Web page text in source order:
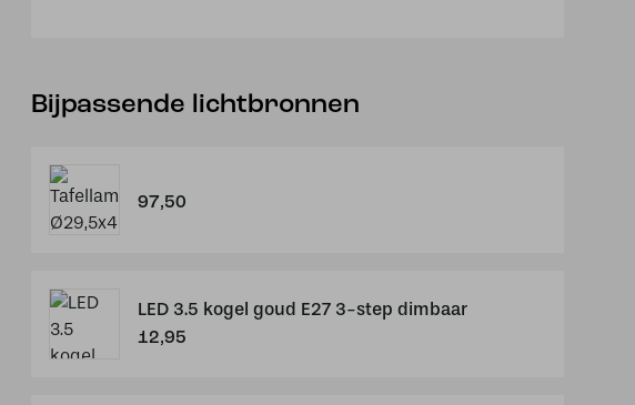
Bijpassende lichtbronnen
97,50
LED 3.5 kogel goud E27 3-step dimbaar
12,95